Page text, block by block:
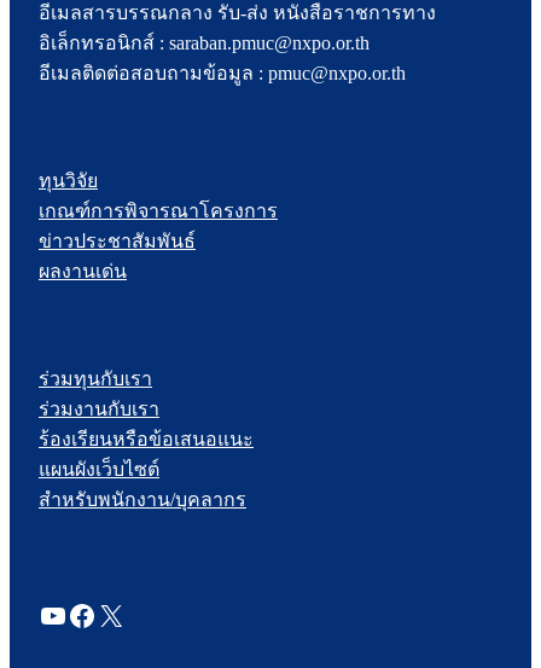
อีเมลสารบรรณกลาง รับ-ส่ง หนังสือราชการทาง
อิเล็กทรอนิกส์ : saraban.pmuc@nxpo.or.th
อีเมลติดต่อสอบถามข้อมูล : pmuc@nxpo.or.th
ทุนวิจัย
เกณฑ์การพิจารณาโครงการ
ข่าวประชาสัมพันธ์
ผลงานเด่น
ร่วมทุนกับเรา
ร่วมงานกับเรา
ร้องเรียนหรือข้อเสนอแนะ
แผนผังเว็บไซต์
สำหรับพนักงาน/บุคลากร
YouTube
Facebook
X